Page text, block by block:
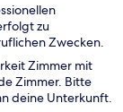
zu
Zwecken.
Zimmer mit
Zimmer. Bitte
deine Unterkunft.